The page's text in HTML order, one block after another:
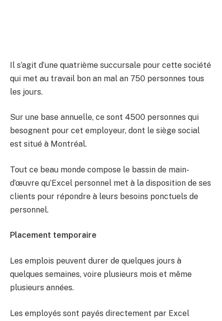
Il s’agit d’une quatrième succursale pour cette société
qui met au travail bon an mal an 750 personnes tous
les jours.
Sur une base annuelle, ce sont 4500 personnes qui
besognent pour cet employeur, dont le siège social
est situé à Montréal.
Tout ce beau monde compose le bassin de main-
d’œuvre qu’Excel personnel met à la disposition de ses
clients pour répondre à leurs besoins ponctuels de
personnel.
Placement temporaire
Les emplois peuvent durer de quelques jours à
quelques semaines, voire plusieurs mois et même
plusieurs années.
Les employés sont payés directement par Excel